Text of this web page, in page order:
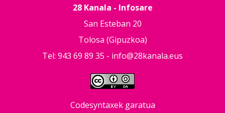
28 Kanala - Infosare
San Esteban 20
Tolosa (Gipuzkoa)
Tel: 943 69 89 35 - info@28kanala.eus
Codesyntaxek garatua